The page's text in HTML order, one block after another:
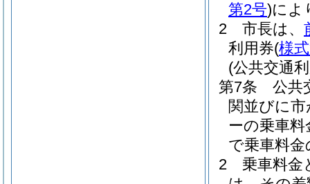
第2号)によ
2
市長は、
利用券(様
(公共交通
第7条
公共
関並びに
ーの乗車
で乗車料
2
乗車料金